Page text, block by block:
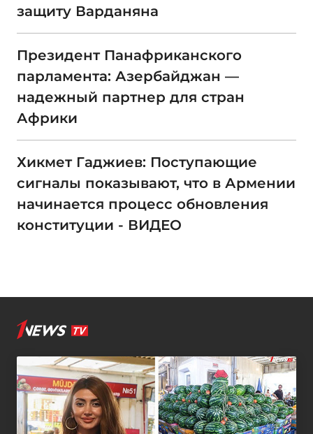
защиту Варданяна
Президент Панафриканского
парламента: Азербайджан —
надежный партнер для стран
Африки
Хикмет Гаджиев: Поступающие
сигналы показывают, что в Армении
начинается процесс обновления
конституции - ВИДЕО